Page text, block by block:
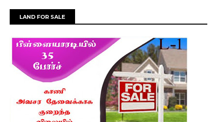
LAND FOR SALE